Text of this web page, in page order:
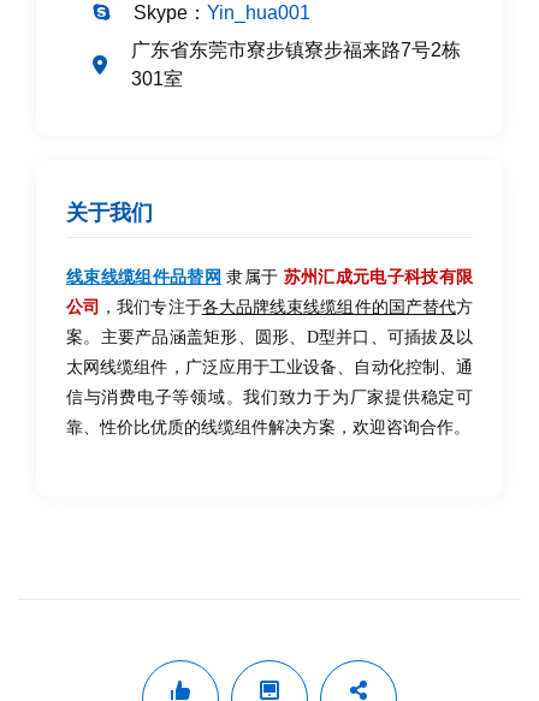
Skype： Yin_hua001
广东省东莞市寮步镇寮步福来路7号2栋
301室
关于我们
线束线缆组件品替网 隶属于 苏州汇成元电子科技有限
公司 ，我们专注于各大品牌线束线缆组件的国产替代方
案。主要产品涵盖矩形、圆形、D型并口、可插拔及以
太网线缆组件，广泛应用于工业设备、自动化控制、通
信与消费电子等领域。我们致力于为厂家提供稳定可
靠、性价比优质的线缆组件解决方案，欢迎咨询合作。